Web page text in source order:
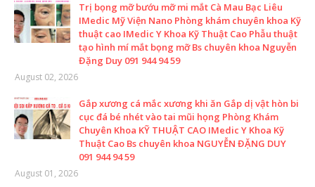
Trị bọng mỡ bướu mỡ mi mắt Cà Mau Bạc Liêu
IMedic Mỹ Viện Nano Phòng khám chuyên khoa Kỹ
thuật cao IMedic Y Khoa Kỹ Thuật Cao Phẫu thuật
tạo hình mí mắt bọng mỡ Bs chuyên khoa Nguyễn
Đặng Duy 091 944 94 59
August 02, 2026
Gắp xương cá mắc xương khi ăn Gắp dị vật hòn bi
cục đá bé nhét vào tai mũi họng Phòng Khám
Chuyên Khoa KỸ THUẬT CAO IMedic Y Khoa Kỹ
Thuật Cao Bs chuyên khoa NGUYỄN ĐẶNG DUY
091 944 94 59
August 01, 2026